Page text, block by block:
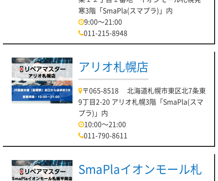
寒3階「SmaPla(スマプラ)」内
9:00～21:00
011-215-8948
アリオ札幌店
〒065-8518 北海道札幌市東区北7条東
9丁目2-20 アリオ札幌3階「SmaPla(スマ
プラ)」内
10:00～21:00
011-790-8611
SmaPlaイオンモール札